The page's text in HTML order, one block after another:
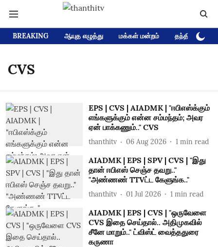
BREAKING ஆயுத எழுத்து மக்கள் மன்றம் தந்தி டிவி
CVS
EPS | CVS | AIADMK | "ஈபிஎஸ்க்கும்
எங்களுக்கும் என்ன சம்மந்தம்; அவர
ஏன் பாக்கணும்.." CVS
thanthitv 06 Aug 2026 1 min read
AIADMK | EPS | SPV | CVS | "இது
தான் ஈபிஎஸ் செஞ்ச தவறு.."
"அண்ணண் TTVட்ட கேளுங்க.."
thanthitv 01 Jul 2026 1 min read
AIADMK | EPS | CVS | "ஒருவேளை
CVS இதை செய்தால்.. அதிமுகவில்
சீனே மாறும்.." ட்விஸ்ட் வைத்ததுரை
கருணா